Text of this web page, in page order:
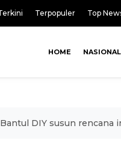
Terpopuler Top
HOME NASIONAL
Bantul DIY susun rencana